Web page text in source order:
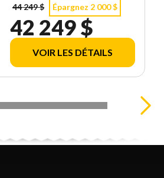
44 249 $ Épargnez 2 000 $
42 249 $
VOIR LES DÉTAILS